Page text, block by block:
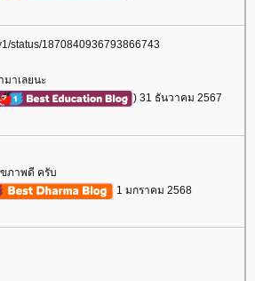
status/1870840936793866743
มาเลยนะ
) 31 ธันวาคม 2567
ภาพดี ครับ
1 มกราคม 2568